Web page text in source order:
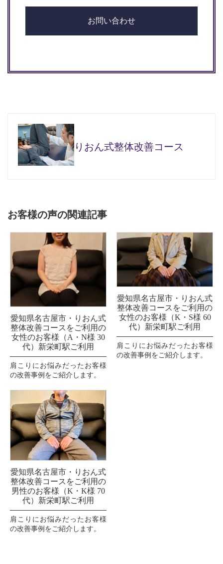
お問い合わせ
りおん式整体改善コース
お客様の声の関連記事
愛知県名古屋市・りおん式
整体改善コースをご利用の
女性のお客様（A・N様 30
代）新栄町駅ご利用
肩こりにお悩みだったお客様
の改善事例をご紹介します。
愛知県名古屋市・りおん式
整体改善コースをご利用の
女性のお客様（K・S様 60
代）新栄町駅ご利用
肩こりにお悩みだったお客様
の改善事例をご紹介します。
愛知県名古屋市・りおん式
整体改善コースをご利用の
男性のお客様（K・K様 70
代）新栄町駅ご利用
肩こりにお悩みだったお客様
の改善事例をご紹介します。